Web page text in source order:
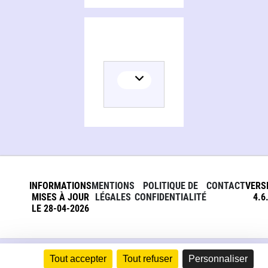
Tout accepter Tout refuser Personnaliser
INFORMATIONS
MISES À JOUR
LE 28-04-2026
MENTIONS
LÉGALES
POLITIQUE DE
CONFIDENTIALITÉ
CONTACT